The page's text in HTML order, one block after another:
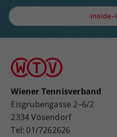
Inside-
Wiener Tennisverband
Eisgrubengasse 2–6/2
2334 Vösendorf
Tel: 01/7262626